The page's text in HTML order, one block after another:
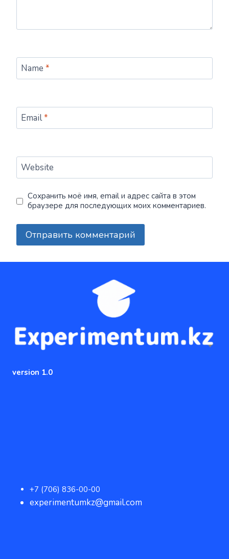
Name *
Email*
Website
Сохранить моё имя, email и адрес сайта в этом
браузере для последующих моих комментариев.
version 1.0
+7 (706) 836-00-00
experimentumkz@gmail.com